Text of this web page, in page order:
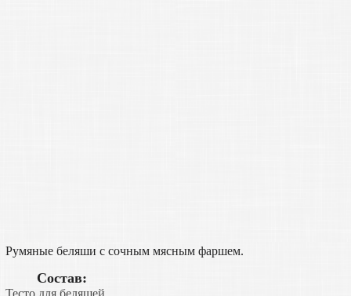
Румяные беляши с сочным мясным фаршем.
Состав: